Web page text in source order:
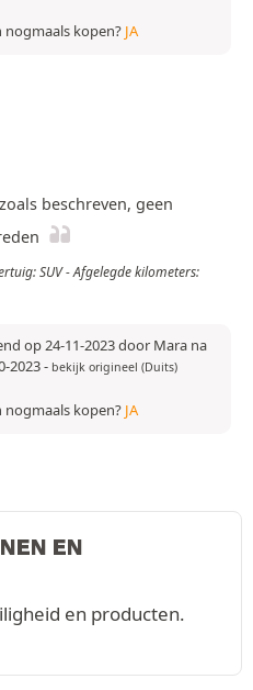
nogmaals kopen? JA
beschreven, geen
SUV - Afgelegde kilometers:
op 24-11-2023 door Mara na
2023- bekijk origineel (Duits)
nogmaals kopen? JA
EN
en producten.